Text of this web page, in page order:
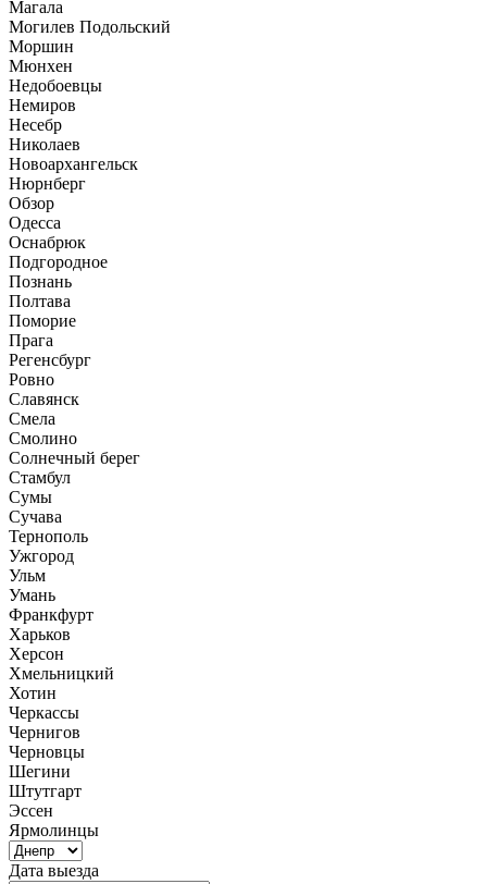
Магала
Могилев Подольский
Моршин
Мюнхен
Недобоевцы
Немиров
Несебр
Николаев
Новоархангельск
Нюрнберг
Обзор
Одесса
Оснабрюк
Подгородное
Познань
Полтава
Поморие
Прага
Регенсбург
Ровно
Славянск
Смела
Смолино
Солнечный берег
Стамбул
Сумы
Сучава
Тернополь
Ужгород
Ульм
Умань
Франкфурт
Харьков
Херсон
Хмельницкий
Хотин
Черкассы
Чернигов
Черновцы
Шегини
Штутгарт
Эссен
Ярмолинцы
Дата выезда